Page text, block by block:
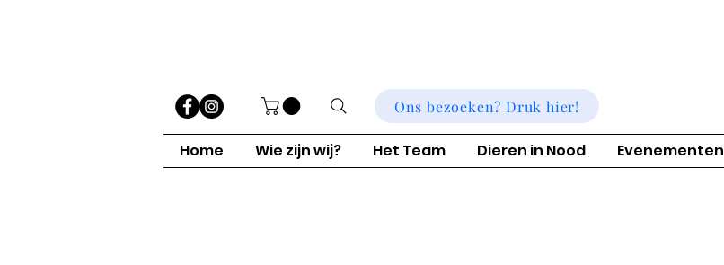
Ons bezoeken? Druk hier!
Home Wie zijn wij? Het Team Dieren in Nood Evenementen